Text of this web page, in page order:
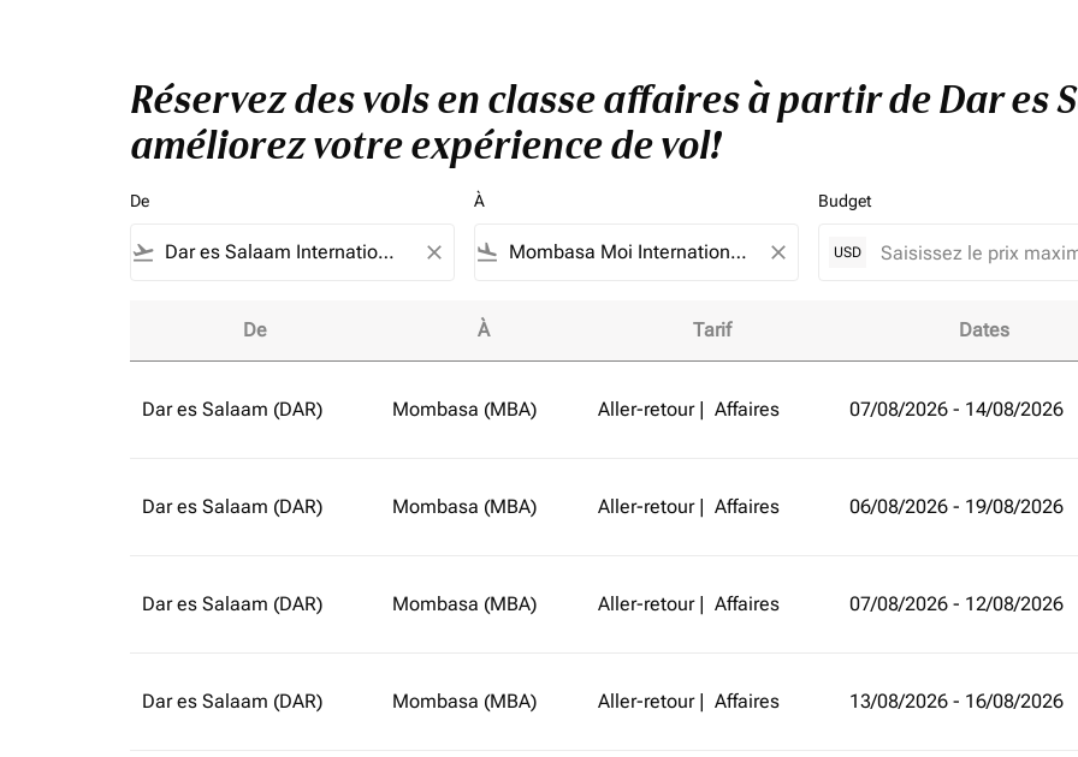
Réservez des vols en classe affaires à partir de Dar es
améliorez votre expérience de vol!
De
flight_takeoff close
À
flight_land close
Budget
USD
De À Tarif Dates
Dar es Salaam (DAR) Mombasa (MBA) Aller-retour | Affaires 07/08/2026 - 14/08/2026
Dar es Salaam (DAR) Mombasa (MBA) Aller-retour | Affaires 06/08/2026 - 19/08/2026
Dar es Salaam (DAR) Mombasa (MBA) Aller-retour | Affaires 07/08/2026 - 12/08/2026
Dar es Salaam (DAR) Mombasa (MBA) Aller-retour | Affaires 13/08/2026 - 16/08/2026